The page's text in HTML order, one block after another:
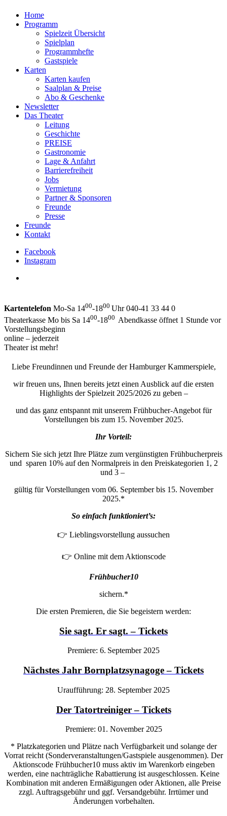
Home
Programm
Spielzeit Übersicht
Spielplan
Programmhefte
Gastspiele
Karten
Karten kaufen
Saalplan & Preise
Abo & Geschenke
Newsletter
Das Theater
Leitung
Geschichte
PREISE
Gastronomie
Lage & Anfahrt
Barrierefreiheit
Jobs
Vermietung
Partner & Sponsoren
Freunde
Presse
Freunde
Kontakt
Facebook
Instagram
Kartentelefon Mo-Sa 1400-1800 Uhr 040-41 33 44 0
Theaterkasse Mo bis Sa 1400-1800 Abendkasse öffnet 1 Stunde vor
Vorstellungsbeginn
online – jederzeit
Theater ist mehr!
Liebe Freundinnen und Freunde der Hamburger Kammerspiele,
wir freuen uns, Ihnen bereits jetzt einen Ausblick auf die ersten
Highlights der Spielzeit 2025/2026 zu geben –
und das ganz entspannt mit unserem Frühbucher-Angebot für
Vorstellungen bis zum 15. November 2025.
Ihr Vorteil:
Sichern Sie sich jetzt Ihre Plätze zum vergünstigten Frühbucherpreis
und sparen 10% auf den Normalpreis in den Preiskategorien 1, 2
und 3 –
gültig für Vorstellungen vom 06. September bis 15. November
2025.*
So einfach funktioniert’s:
👉 Lieblingsvorstellung aussuchen
👉 Online mit dem Aktionscode
Frühbucher10
sichern.*
Die ersten Premieren, die Sie begeistern werden:
Sie sagt. Er sagt. – Tickets
Premiere: 6. September 2025
Nächstes Jahr Bornplatzsynagoge – Tickets
Uraufführung: 28. September 2025
Der Tatortreiniger – Tickets
Premiere: 01. November 2025
* Platzkategorien und Plätze nach Verfügbarkeit und solange der
Vorrat reicht (Sonderveranstaltungen/Gastspiele ausgenommen). Der
Aktionscode Frühbucher10 muss aktiv im Warenkorb eingeben
werden, eine nachträgliche Rabattierung ist ausgeschlossen. Keine
Kombination mit anderen Ermäßigungen oder Aktionen, alle Preise
zzgl. Auftragsgebühr und ggf. Versandgebühr. Irrtümer und
Änderungen vorbehalten.